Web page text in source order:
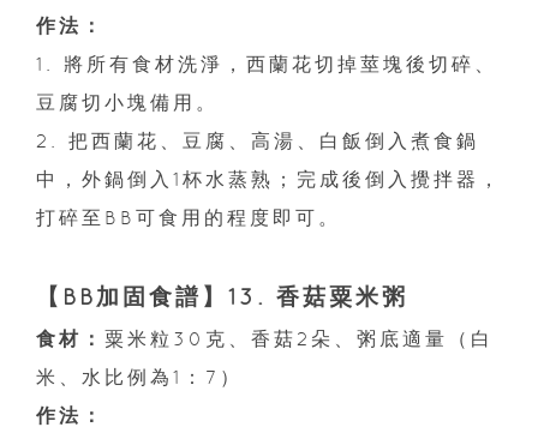
作法：
1. 將所有食材洗淨，西蘭花切掉莖塊後切碎、
豆腐切小塊備用。
2. 把西蘭花、豆腐、高湯、白飯倒入煮食鍋
中，外鍋倒入1杯水蒸熟；完成後倒入攪拌器，
打碎至BB可食用的程度即可。
【BB加固食譜】13. 香菇粟米粥
食材： 粟米粒30克、香菇2朵、粥底適量（白
米、水比例為1：7）
作法：